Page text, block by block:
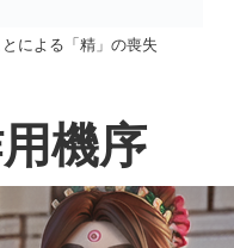
による「精」の喪失
機序